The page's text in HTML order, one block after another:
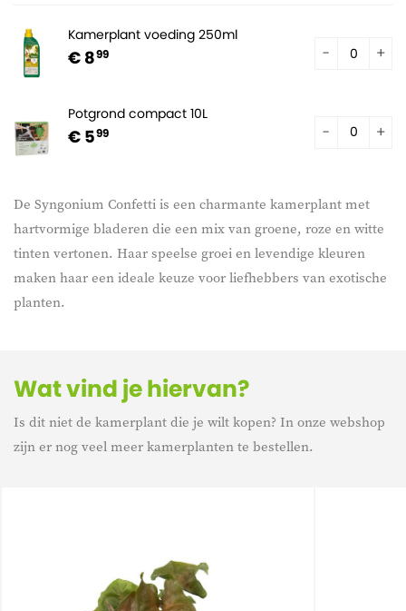
De Syngonium Confetti is een charmante kamerplant met
hartvormige bladeren die een mix van groene, roze en witte
tinten vertonen. Haar speelse groei en levendige kleuren
maken haar een ideale keuze voor liefhebbers van exotische
planten.
Kamerplant voeding 250ml
€ 899
Potgrond compact 10L
€ 599
Wat vind je hiervan?
Is dit niet de kamerplant die je wilt kopen? In onze webshop
zijn er nog veel meer kamerplanten te bestellen.